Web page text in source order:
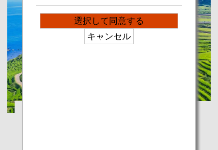
選択して同意する
キャンセル